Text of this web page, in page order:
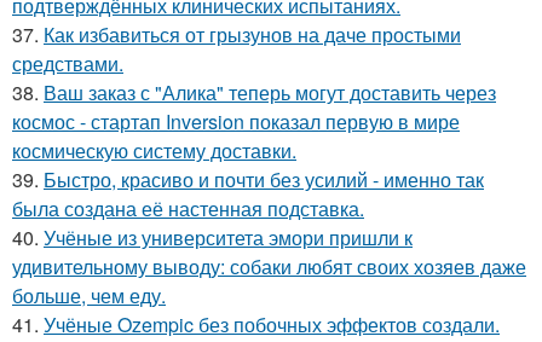
подтверждённых клинических испытаниях.
37. Как избавиться от грызунов на даче простыми
средствами.
38. Ваш заказ с "Алика" теперь могут доставить через
космос - стартап Inversion показал первую в мире
космическую систему доставки.
39. Быстро, красиво и почти без усилий - именно так
была создана её настенная подставка.
40. Учёные из университета эмори пришли к
удивительному выводу: собаки любят своих хозяев даже
больше, чем еду.
41. Учёные Ozempic без побочных эффектов создали.